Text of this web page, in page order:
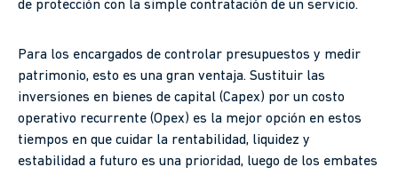
de protección con la simple contratación de un servicio.
Para los encargados de controlar presupuestos y medir
patrimonio, esto es una gran ventaja. Sustituir las
inversiones en bienes de capital (Capex) por un costo
operativo recurrente (Opex) es la mejor opción en estos
tiempos en que cuidar la rentabilidad, liquidez y
estabilidad a futuro es una prioridad, luego de los embates